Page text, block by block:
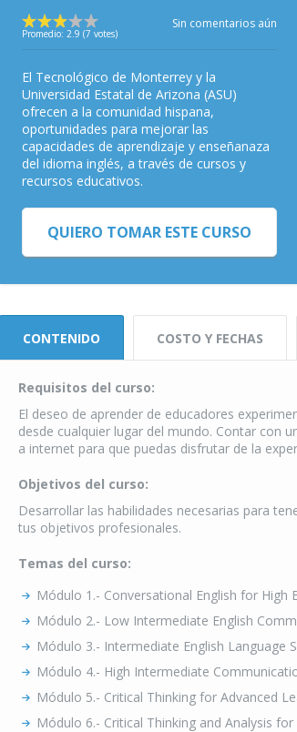
Promedio: 2.9 (7 votes)
Sin comentarios aún
El Tecnológico de Monterrey y la
Universidad Estatal de Arizona (ASU)
ofrecen a la comunidad hispana,
oportunidades para mejorar las
capacidades de aprendizaje y enseñanaza
del idioma inglés, a través de cursos y
recursos educativos.
QUIERO TOMAR ESTE CURSO
CONTENIDO COSTO Y FECHAS
Requisitos del curso:
El deseo de aprender de educadores
desde cualquier lugar del mundo. Contar con
a internet para que puedas disfrutar de la
Objetivos del curso:
Desarrollar las habilidades necesarias para
tus objetivos profesionales.
Temas del curso:
Módulo 1.- Conversational English for High
Módulo 2.- Low Intermediate English
Módulo 3.- Intermediate English Language
Módulo 4.- High Intermediate
Módulo 5.- Critical Thinking for Advanced
Módulo 6.- Critical Thinking and Analysis